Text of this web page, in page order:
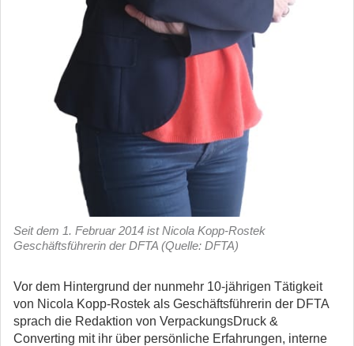
Seit dem 1. Februar 2014 ist Nicola Kopp-Rostek
Geschäftsführerin der DFTA (Quelle: DFTA)
Vor dem Hintergrund der nunmehr 10-jährigen Tätigkeit
von Nicola Kopp-Rostek als Geschäftsführerin der DFTA
sprach die Redaktion von VerpackungsDruck &
Converting mit ihr über persönliche Erfahrungen, interne